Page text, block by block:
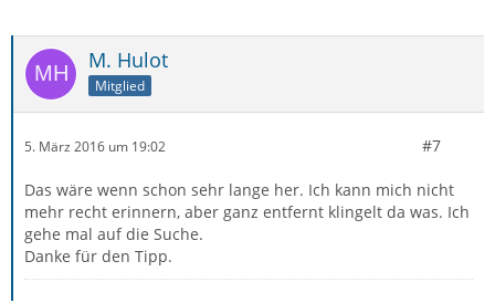
M. Hulot
Mitglied
5. März 2016 um 19:02 #7
Das wäre wenn schon sehr lange her. Ich kann mich nicht
mehr recht erinnern, aber ganz entfernt klingelt da was. Ich
gehe mal auf die Suche.
Danke für den Tipp.